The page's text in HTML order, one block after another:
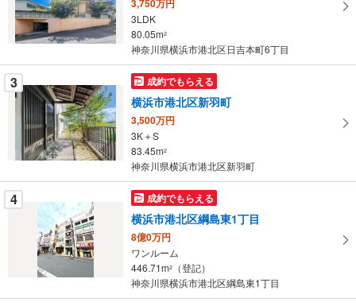
ペ
ー
に
保
存
3,750万円
3LDK
80.05m2
神奈川県横浜市港北区日吉本町6丁目
3 成約でもらえる
横浜市港北区新羽町
3,500万円
3K＋S
83.45m2
神奈川県横浜市港北区新羽町
4 成約でもらえる
横浜市港北区綱島東1丁目
8億0万円
ワンルーム
446.71m2
（登記）
神奈川県横浜市港北区綱島東1丁目